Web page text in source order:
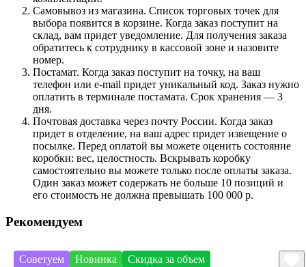
Самовывоз из магазина. Список торговых точек для
выбора появится в корзине. Когда заказ поступит на
склад, вам придет уведомление. Для получения заказа
обратитесь к сотруднику в кассовой зоне и назовите
номер.
Постамат. Когда заказ поступит на точку, на ваш
телефон или e-mail придет уникальный код. Заказ нужно
оплатить в терминале постамата. Срок хранения — 3
дня.
Почтовая доставка через почту России. Когда заказ
придет в отделение, на ваш адрес придет извещение о
посылке. Перед оплатой вы можете оценить состояние
коробки: вес, целостность. Вскрывать коробку
самостоятельно вы можете только после оплаты заказа.
Один заказ может содержать не больше 10 позиций и
его стоимость не должна превышать 100 000 р.
Рекомендуем
Советуем Новинка Скидка за объем